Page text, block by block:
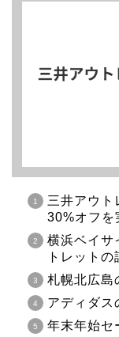
三井アウト
30%オフを
横浜ベイサ
トレットの
札幌北広
アディダス
年末年始セ